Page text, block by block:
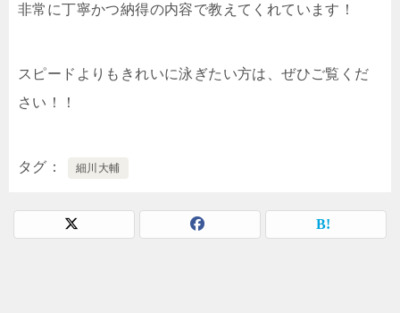
非常に丁寧かつ納得の内容で教えてくれています！
スピードよりもきれいに泳ぎたい方は、ぜひご覧くだ
さい！！
タグ 細川大輔